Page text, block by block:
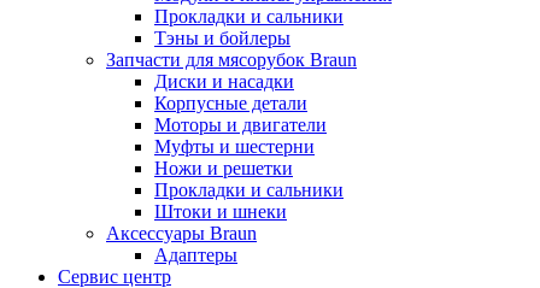
Прокладки и сальники
Тэны и бойлеры
Запчасти для мясорубок Braun
Диски и насадки
Корпусные детали
Моторы и двигатели
Муфты и шестерни
Ножи и решетки
Прокладки и сальники
Штоки и шнеки
Аксессуары Braun
Адаптеры
Сервис центр